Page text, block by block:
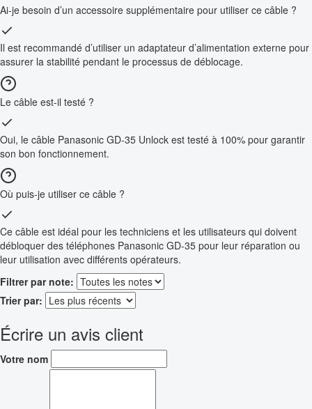
Ai-je besoin d’un accessoire supplémentaire pour utiliser ce câble ?
Il est recommandé d’utiliser un adaptateur d’alimentation externe pour
assurer la stabilité pendant le processus de déblocage.
Le câble est-il testé ?
Oui, le câble Panasonic GD-35 Unlock est testé à 100% pour garantir
son bon fonctionnement.
Où puis-je utiliser ce câble ?
Ce câble est idéal pour les techniciens et les utilisateurs qui doivent
débloquer des téléphones Panasonic GD-35 pour leur réparation ou
leur utilisation avec différents opérateurs.
Filtrer par note:
Trier par:
Écrire un avis client
Votre nom